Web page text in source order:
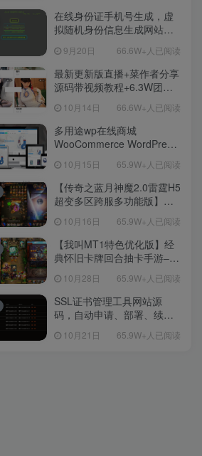
在线身份证手机号生成，虚
拟随机身份信息生成网站源
9月20日 66.6W+人已阅读
最新更新版直播+菜作者分享
源码带视频教程+6.3W团购
【源码+教程】
10月14日 66.6W+人已阅读
多用途wp在线商城
WooCommerce WordPress
10月15日 65.9W+人已阅读
【传奇之蓝月神魔2.0雷霆H5
超变多区跨服多功能版】三
理单机一键即玩镜像端-打包
Linux服务端源码-视频架设
教程
10月16日 65.9W+人已阅读
【我叫MT1特色优化版】经
典怀旧卡牌回合抽卡手游–打
教程-多功能GM后台工具-网
页注册-安卓版本！
10月28日 65.9W+人已阅读
SSL证书管理工具网站源
码，自动申请、部署、续期
10月21日 65.9W+人已阅读